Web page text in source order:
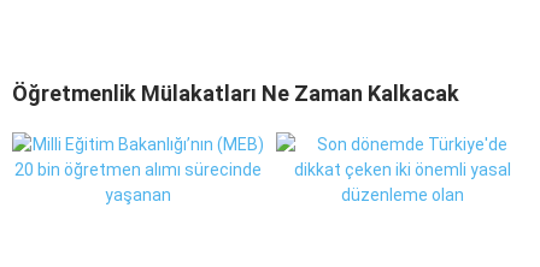
Öğretmenlik Mülakatları Ne Zaman Kalkacak